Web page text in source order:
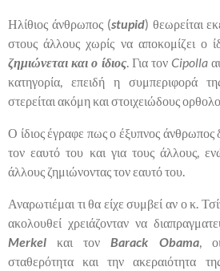
Ηλίθιος άνθρωπος (stupid) θεωρείται
στους άλλους χωρίς να αποκομίζει ο
ζημιώνεται και ο ίδιος. Για τονCipolla
κατηγορία, επειδή η συμπεριφορά
στερείται ακόμη και στοιχειώδους
Ο ίδιος έγραφε πως ο έξυπνος άνθρωπος
τον εαυτό του και για τους άλλους,
άλλους ζημιώνοντας τον εαυτό του.
Αναρωτιέμαι τι θα είχε συμβεί αν ο κ.
ακολουθεί χρειάζονταν να
Merkel
και τον Barack Obama,
σταθερότητα και την ακεραιότητα